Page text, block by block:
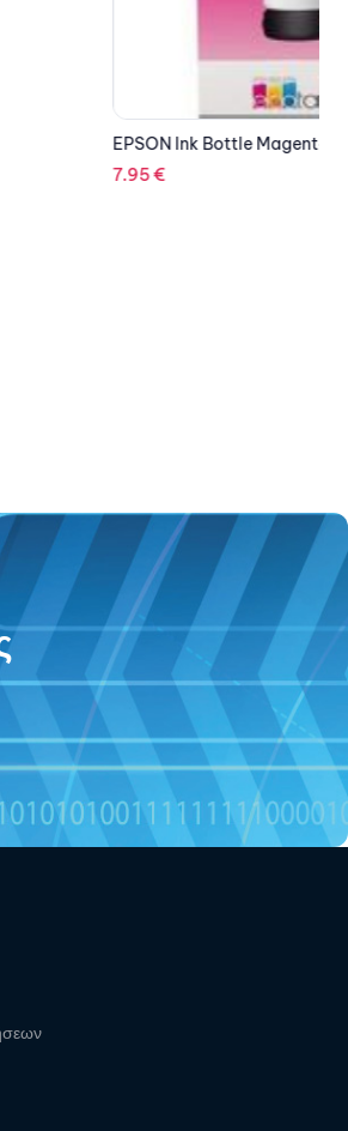
Ink Bottle Magenta C13T00S34A